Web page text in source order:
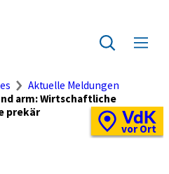
Zur
Suche
Menü
VdK
vor Ort
Aktuelle Meldungen
arm: Wirtschaftliche
prekär